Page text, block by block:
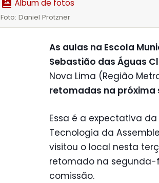
Álbum de fotos
Foto: Daniel Protzner
As aulas na Escola
Sebastião das Águas
Nova Lima (Região
retomadas na próxima
Essa é a expectativa
Tecnologia da
visitou o local nesta
retomado na
comissão.